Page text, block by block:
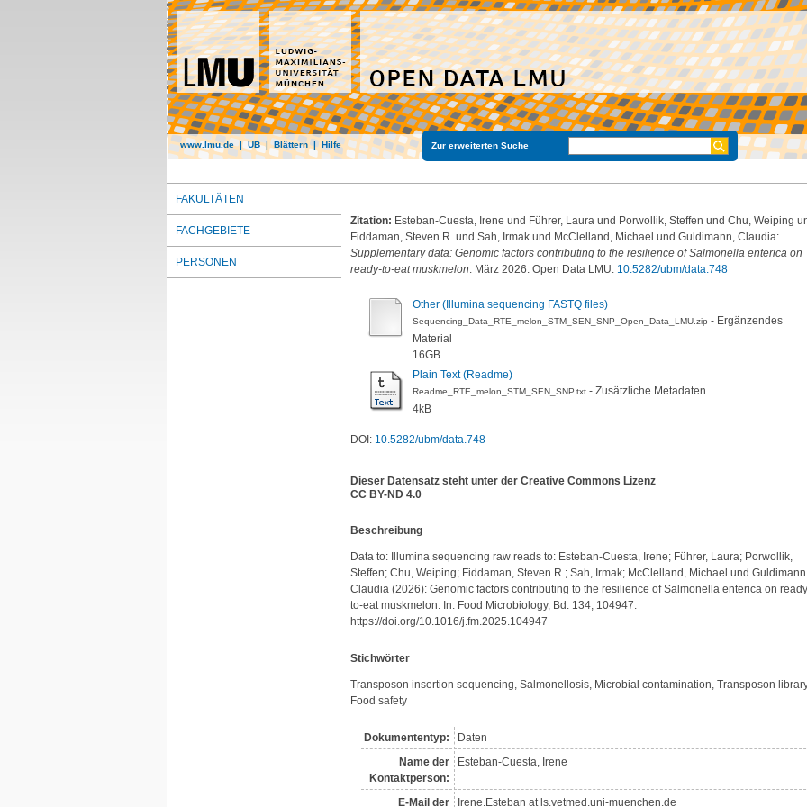
www.lmu.de|UB|Blättern| Hilfe Zur erweiterten Suche
FAKULTÄTEN
FACHGEBIETE
PERSONEN
Zitation: Esteban-Cuesta, Irene und Führer, Laura und Porwollik, Steffen und Chu, Weiping
Fiddaman, Steven R. und Sah, Irmakund McClelland, Michael und Guldimann, Claudia:
Supplementary data: Genomic factors contributing to the resilience of Salmonella enterica on
ready-to-eat muskmelon . März 2026. Open Data LMU. 10.5282/ubm/data.748
Other (Illumina sequencing FASTQ files)
Sequencing_Data_RTE_melon_STM_SEN_SNP_Open_Data_LMU.zip - Ergänzendes
Material
16GB
Plain Text (Readme)
Readme_RTE_melon_STM_SEN_SNP.txt- Zusätzliche Metadaten
4kB
DOI: 10.5282/ubm/data.748
Dieser Datensatz steht unter der Creative Commons Lizenz
CC BY-ND 4.0
Be­schrei­bung
Data to: Illumina sequencing raw reads to: Esteban-Cuesta, Irene; Führer, Laura; Porwollik,
Steffen; Chu, Weiping; Fiddaman, Steven R.; Sah, Irmak; McClelland, Michael und
Claudia (2026): Genomic factors contributing to the resilience of Salmonella enterica on
to-eat muskmelon. In: Food Microbiology, Bd. 134, 104947.
https://doi.org/10.1016/j.fm.2025.104947
Stichwörter
Transposon insertion sequencing, Salmonellosis, Microbial contamination, Transposon
Food safety
Dokumententyp:
Daten
Name der
Kontakt­person:
Esteban-Cuesta, Irene
E-Mail der Irene.Esteban at ls.vetmed.uni-muenchen.de